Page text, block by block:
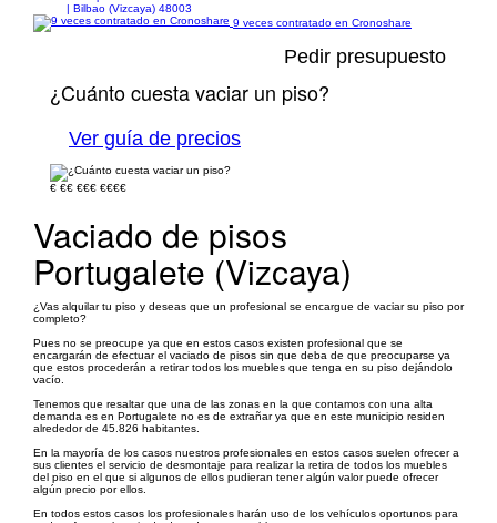
| Bilbao (Vizcaya) 48003
9 veces contratado en Cronoshare
Pedir presupuesto
¿Cuánto cuesta vaciar un piso?
Ver guía de precios
€ €€ €€€ €€€€
Vaciado de pisos
Portugalete (Vizcaya)
¿Vas alquilar tu piso y deseas que un profesional se encargue de vaciar su piso por
completo?
Pues no se preocupe ya que en estos casos existen profesional que se
encargarán de efectuar el vaciado de pisos sin que deba de que preocuparse ya
que estos procederán a retirar todos los muebles que tenga en su piso dejándolo
vacío.
Tenemos que resaltar que una de las zonas en la que contamos con una alta
demanda es en Portugalete no es de extrañar ya que en este municipio residen
alrededor de 45.826 habitantes.
En la mayoría de los casos nuestros profesionales en estos casos suelen ofrecer a
sus clientes el servicio de desmontaje para realizar la retira de todos los muebles
del piso en el que si algunos de ellos pudieran tener algún valor puede ofrecer
algún precio por ellos.
En todos estos casos los profesionales harán uso de los vehículos oportunos para